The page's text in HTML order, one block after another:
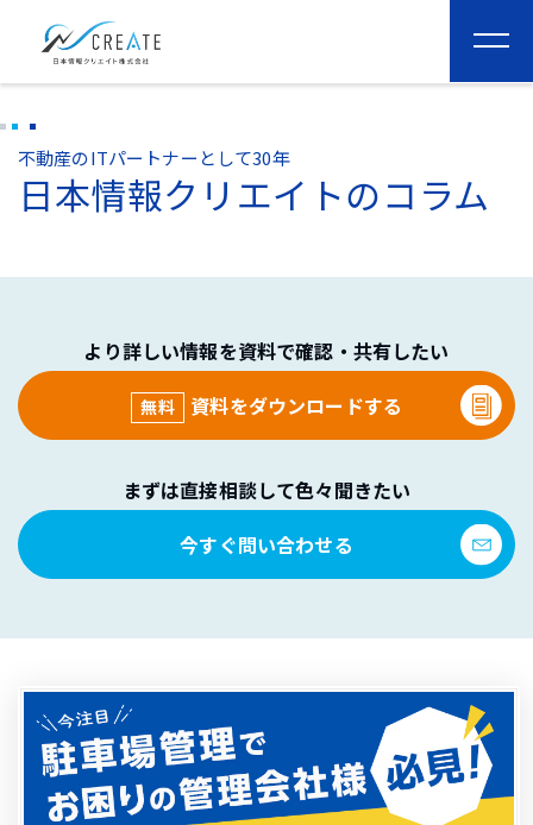
不動産のITパートナーとして30年
日本情報クリエイトのコラム
より詳しい情報を資料で確認・共有したい
無料 資料をダウンロードする
まずは直接相談して色々聞きたい
今すぐ問い合わせる